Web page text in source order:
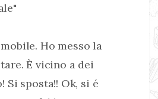
Ho messo la
È vicino a dei
Si sposta!! Ok, si é